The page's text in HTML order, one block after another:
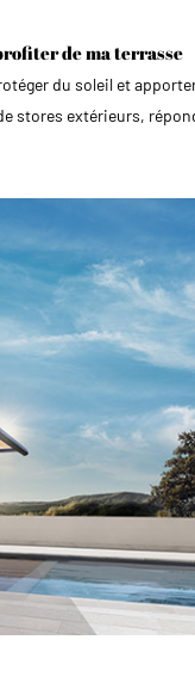
de ma terrasse
du soleil et
stores extérieurs,